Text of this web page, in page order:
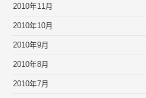
2010年11月
2010年10月
2010年9月
2010年8月
2010年7月